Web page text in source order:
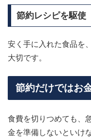
節約レシピを駆使
安く手に入れた食品を
大切です。
節約だけではお
食費を切りつめても、
金を準備しないといけ